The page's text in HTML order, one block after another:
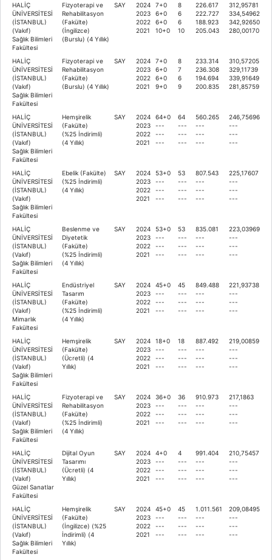
HALİÇ
ÜNİVERSİTESİ
(İSTANBUL)
(Vakıf)
Sağlık Bilimleri
Fakültesi
Fizyoterapi ve
Rehabilitasyon
(Fakülte)
(İngilizce)
(Burslu) (4 Yıllık)
SAY
2024
2023
2022
2021
7+0
6+0
6+0
10+0
8
6
6
10
226.617
222.727
188.923
205.043
312,95781
334,54962
342,92650
280,00170
HALİÇ
ÜNİVERSİTESİ
(İSTANBUL)
(Vakıf)
Sağlık Bilimleri
Fakültesi
Fizyoterapi ve
Rehabilitasyon
(Fakülte)
(Burslu) (4 Yıllık)
SAY
2024
2023
2022
2021
7+0
6+0
6+0
9+0
8
7
6
9
233.314
236.308
194.694
200.835
310,57205
329,11739
339,91649
281,85759
HALİÇ
ÜNİVERSİTESİ
(İSTANBUL)
(Vakıf)
Sağlık Bilimleri
Fakültesi
Hemşirelik
(Fakülte)
(%25 İndirimli)
(4 Yıllık)
SAY
2024
2023
2022
2021
64+0
---
---
---
64
---
---
---
560.265
---
---
---
246,75696
---
---
---
HALİÇ
ÜNİVERSİTESİ
(İSTANBUL)
(Vakıf)
Sağlık Bilimleri
Fakültesi
Ebelik (Fakülte)
(%25 İndirimli)
(4 Yıllık)
SAY
2024
2023
2022
2021
53+0
---
---
---
53
---
---
---
807.543
---
---
---
225,17607
---
---
---
HALİÇ
ÜNİVERSİTESİ
(İSTANBUL)
(Vakıf)
Sağlık Bilimleri
Fakültesi
Beslenme ve
Diyetetik
(Fakülte)
(%25 İndirimli)
(4 Yıllık)
SAY
2024
2023
2022
2021
53+0
---
---
---
53
---
---
---
835.081
---
---
---
223,03969
---
---
---
HALİÇ
ÜNİVERSİTESİ
(İSTANBUL)
(Vakıf)
Mimarlık
Fakültesi
Endüstriyel
Tasarım
(Fakülte)
(%25 İndirimli)
(4 Yıllık)
SAY
2024
2023
2022
2021
45+0
---
---
---
45
---
---
---
849.488
---
---
---
221,93738
---
---
---
HALİÇ
ÜNİVERSİTESİ
(İSTANBUL)
(Vakıf)
Sağlık Bilimleri
Fakültesi
Hemşirelik
(Fakülte)
(Ücretli) (4
Yıllık)
SAY
2024
2023
2022
2021
18+0
---
---
---
18
---
---
---
887.492
---
---
---
219,00859
---
---
---
HALİÇ
ÜNİVERSİTESİ
(İSTANBUL)
(Vakıf)
Sağlık Bilimleri
Fakültesi
Fizyoterapi ve
Rehabilitasyon
(Fakülte)
(%25 İndirimli)
(4 Yıllık)
SAY
2024
2023
2022
2021
36+0
---
---
---
36
---
---
---
910.973
---
---
---
217,1863
---
---
---
HALİÇ
ÜNİVERSİTESİ
(İSTANBUL)
(Vakıf)
Güzel Sanatlar
Fakültesi
Dijital Oyun
Tasarımı
(Ücretli) (4
Yıllık)
SAY
2024
2023
2022
2021
4+0
---
---
---
4
---
---
---
991.404
---
---
---
210,75457
---
---
---
HALİÇ
ÜNİVERSİTESİ
(İSTANBUL)
(Vakıf)
Sağlık Bilimleri
Fakültesi
Hemşirelik
(Fakülte)
(İngilizce) (%25
İndirimli) (4
Yıllık)
SAY
2024
2023
2022
2021
45+0
---
---
---
45
---
---
---
1.011.561
---
---
---
209,08495
---
---
---